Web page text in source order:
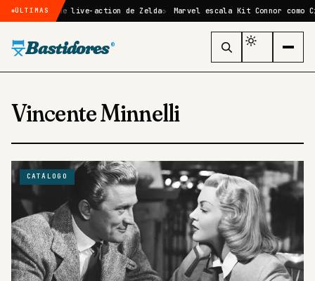
ÚLTIMAS
no filme live-action de Zelda Marvel escala Kit Connor como
Bastidores ®
Vincente Minnelli
CATÁLOGO